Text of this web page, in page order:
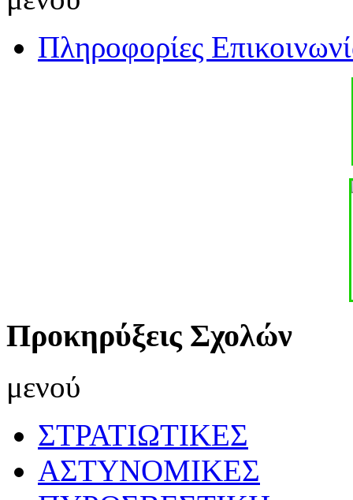
Πληροφορίες
Προκηρύξεις Σχολών
μενού
ΣΤΡΑΤΙΩΤΙΚΕΣ
ΑΣΤΥΝΟΜΙΚΕΣ